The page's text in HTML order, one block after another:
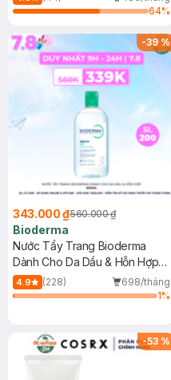
64%
-39%
343.000 ₫560.000 ₫
Bioderma
Nước Tẩy Trang Bioderma
Dành Cho Da Dầu & Hỗn Hợp
500ml
4.9 (228)
698/tháng
1%
-53 %